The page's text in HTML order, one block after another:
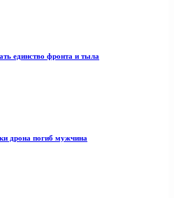
единство фронта и тыла
дрона погиб мужчина